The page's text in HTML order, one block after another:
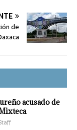
de
acusado de